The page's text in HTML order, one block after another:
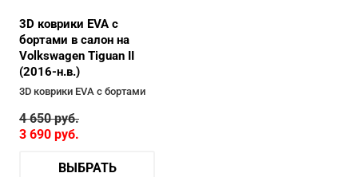
3D коврики EVA с
бортами в салон на
Volkswagen Tiguan II
(2016-н.в.)
3D коврики EVA с бортами
4 650руб.
3 690 руб.
ВЫБРАТЬ